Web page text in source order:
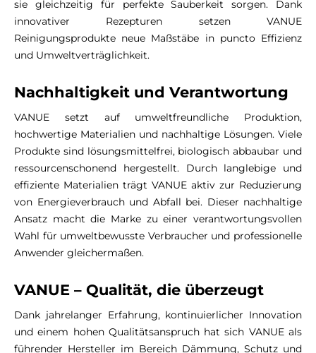
sie gleichzeitig für perfekte Sauberkeit sorgen. Dank
innovativer Rezepturen setzen VANUE
Reinigungsprodukte neue Maßstäbe in puncto Effizienz
und Umweltverträglichkeit.
Nachhaltigkeit und Verantwortung
VANUE setzt auf umweltfreundliche Produktion,
hochwertige Materialien und nachhaltige Lösungen. Viele
Produkte sind lösungsmittelfrei, biologisch abbaubar und
ressourcenschonend hergestellt. Durch langlebige und
effiziente Materialien trägt VANUE aktiv zur Reduzierung
von Energieverbrauch und Abfall bei. Dieser nachhaltige
Ansatz macht die Marke zu einer verantwortungsvollen
Wahl für umweltbewusste Verbraucher und professionelle
Anwender gleichermaßen.
VANUE – Qualität, die überzeugt
Dank jahrelanger Erfahrung, kontinuierlicher Innovation
und einem hohen Qualitätsanspruch hat sich VANUE als
führender Hersteller im Bereich Dämmung, Schutz und